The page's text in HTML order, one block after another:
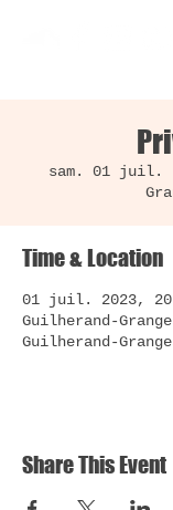
sam. 01 juil.
Time & Location
01 juil. 2023,
Guilherand-
Guilherand-
Share This Event